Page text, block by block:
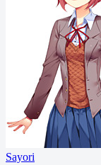
Sayori